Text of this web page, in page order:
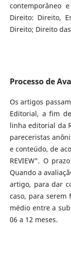
contemporâneo
Direito: Direito,
Direito; Direito
Processo de
Os artigos
Editorial, a fim
linha editorial da
pareceristas
e conteúdo, de
REVIEW". O
Quando a
artigo, para dar
caso, para serem
médio entre a
06 a 12 meses.